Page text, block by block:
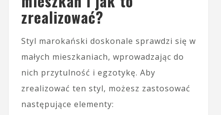
zrealizować?
Styl marokański doskonale sprawdzi się w
małych mieszkaniach, wprowadzając do
nich przytulność i egzotykę. Aby
zrealizować ten styl, możesz zastosować
następujące elementy: